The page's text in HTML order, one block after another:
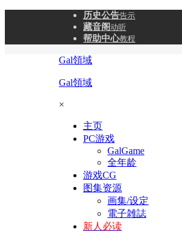
历史公告告示
藏音阁动听
帮助中心教程
Gal領域
Gal領域
×
主页
PC游戏
GalGame
全年龄
游戏CG
图集资源
画集/设定
電子雑誌
新人必读